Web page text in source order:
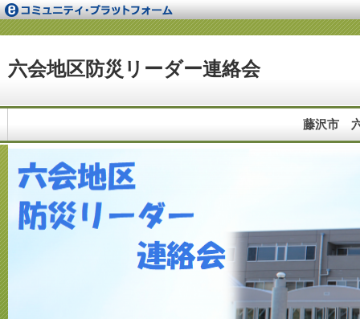
六会地区防災リーダー連絡会
藤沢市